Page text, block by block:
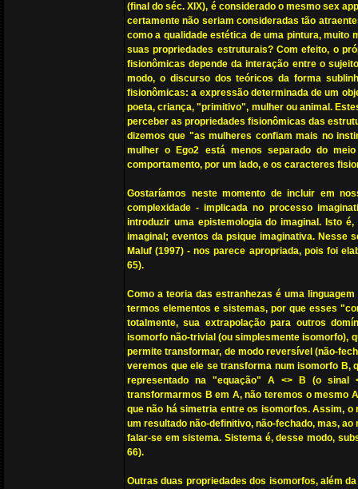
(final do séc. XIX), é considerado o mesmo sex
certamente não seriam consideradas tão
como a qualidade estética de uma pintura,
suas propriedades estruturais? Com efeito, o
fisionômicas depende da interação entre o
modo, o discurso dos teóricos da forma
fisionômicas: a expressão determinada de um
poeta, criança, "primitivo", mulher ou animal.
perceber as propriedades fisionômicas das
dizemos que "as mulheres confiam mais no
mulher o Ego2 está menos separado do
comportamento, por um lado, e os caracteres
Gostaríamos neste momento de incluir em
complexidade - implicada no processo
introduzir uma epistemologia do imaginal. Isto
imaginal; eventos da psique imaginativa. Nesse
Maluf (1997) - nos parece apropriada, pois foi
65).
Como a teoria das estranhezas é uma
termos elementos e sistemas, por que esses
totalmente, sua extrapolação para outros
isomorfo não-trivial (ou simplesmente isomorfo),
permite transformar, de modo reversível (não-
veremos que ele se transforma num isomorfo B,
representado na "equação" A <> B (o sinal
transformarmos B em A, não teremos o mesmo
que não há simetria entre os isomorfos. Assim,
um resultado não-definitivo, não-fechado, mas,
falar-se em sistema. Sistema é, desse modo,
66).
Outras duas propriedades dos isomorfos, além